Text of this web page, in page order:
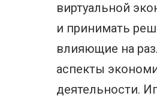
виртуальной
и принимать
влияющие на
аспекты
деятельности.